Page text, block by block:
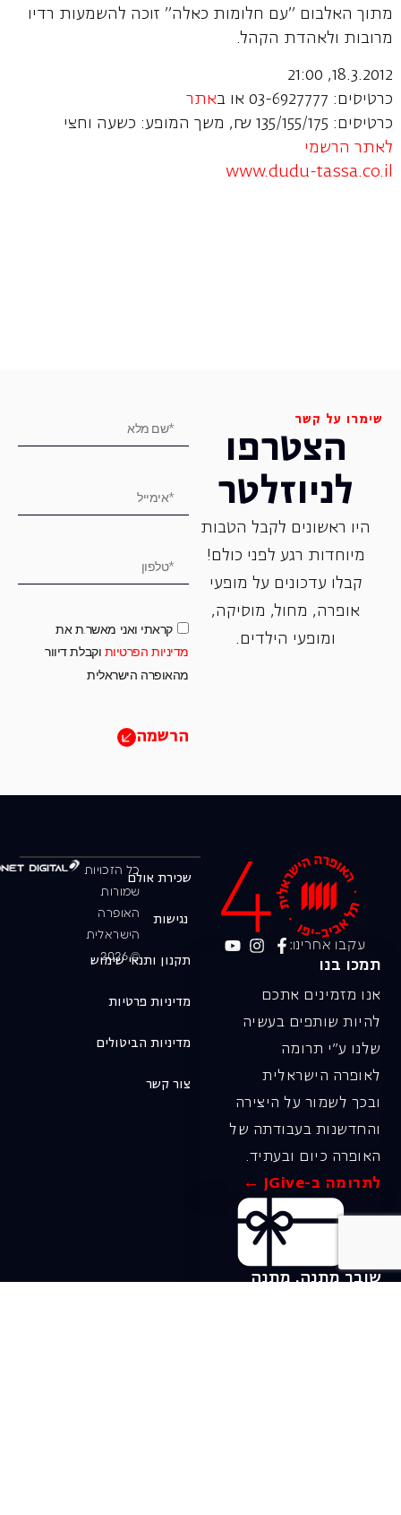
מתוך האלבום "עם חלומות כאלה" זוכה להשמעות רדיו
מרובות ולאהדת הקהל.
18.3.2012, 21:00
כרטיסים: 03-6927777 או ב
אתר
כרטיסים: 135/155/175 ₪, משך המופע: כשעה וחצי
לאתר הרשמי
www.dudu-tassa.co.il
שימרו על קשר
הצטרפו
לניוזלטר
היו ראשונים לקבל הטבות
מיוחדות רגע לפני כולם!
קבלו עדכונים על מופעי
אופרה, ‏מחול, ‏מוסיקה,
ומופעי הילדים.
קראתי ואני מאשר.ת את
מדיניות הפרטיות וקבלת דיוור
מהאופרה הישראלית
הרשמה
עקבו אחרינו:
תמכו בנו
אנו מזמינים אתכם
להיות שותפים בעשיה
שלנו ע"י תרומה
לאופרה הישראלית
ובכך לשמור על היצירה
והחדשנות בעבודתה של
האופרה כיום ובעתיד.
לתרומה ב-JGive ←
שובר מתנה. מתנה
כל הזכויות
שמורות
האופרה
הישראלית
© 2026
שכירת אולם
נגישות
תקנון ותנאי שימוש
מדיניות פרטיות
מדיניות הביטולים
צור קשר